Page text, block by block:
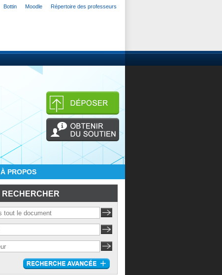
Bottin Moodle Répertoire des professeurs
À PROPOS
RECHERCHER